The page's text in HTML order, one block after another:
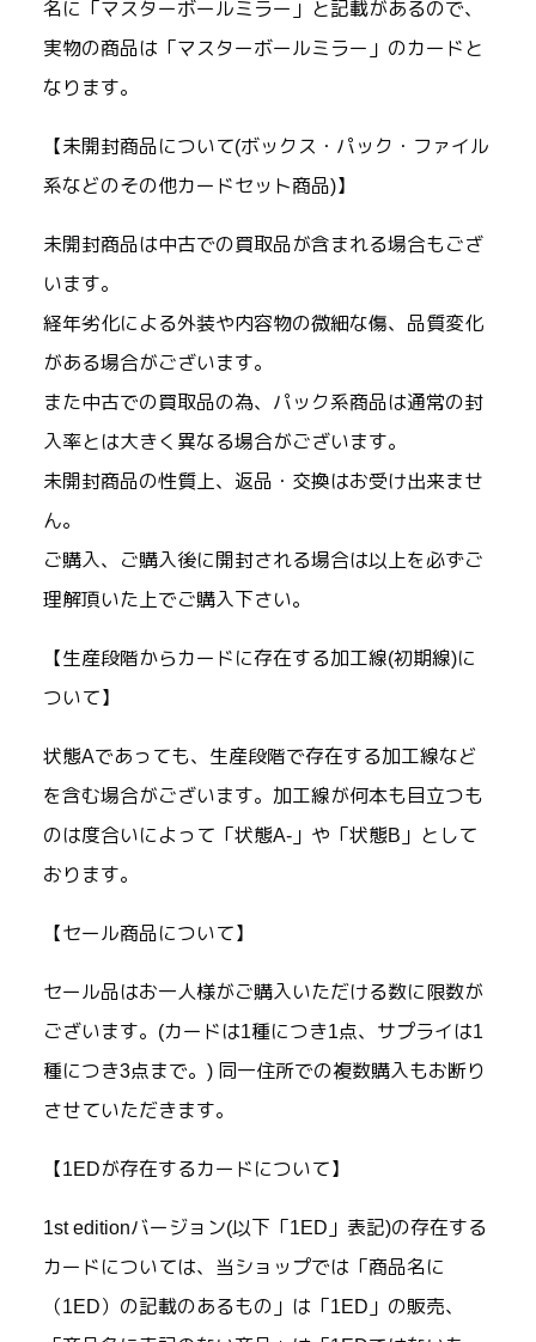
名に「マスターボールミラー」と記載があるので、
実物の商品は「マスターボールミラー」のカードと
なります。
【未開封商品について(ボックス・パック・ファイル
系などのその他カードセット商品)】
未開封商品は中古での買取品が含まれる場合もござ
います。
経年劣化による外装や内容物の微細な傷、品質変化
がある場合がございます。
また中古での買取品の為、パック系商品は通常の封
入率とは大きく異なる場合がございます。
未開封商品の性質上、返品・交換はお受け出来ませ
ん。
ご購入、ご購入後に開封される場合は以上を必ずご
理解頂いた上でご購入下さい。
【生産段階からカードに存在する加工線(初期線)に
ついて】
状態Aであっても、生産段階で存在する加工線など
を含む場合がございます。加工線が何本も目立つも
のは度合いによって「状態A-」や「状態B」として
おります。
【セール商品について】
セール品はお一人様がご購入いただける数に限数が
ございます。(カードは1種につき1点、サプライは1
種につき3点まで。) 同一住所での複数購入もお断り
させていただきます。
【1EDが存在するカードについて】
1st editionバージョン(以下「1ED」表記)の存在する
カードについては、当ショップでは「商品名に
（1ED）の記載のあるもの」は「1ED」の販売、